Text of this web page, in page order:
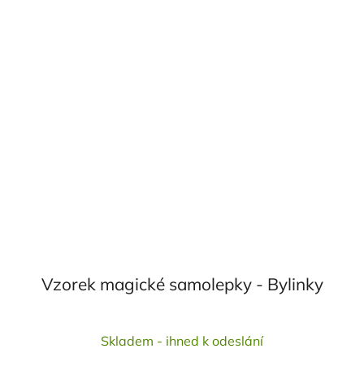
Vzorek magické samolepky - Bylinky
hodnocení
Skladem - ihned k odeslání